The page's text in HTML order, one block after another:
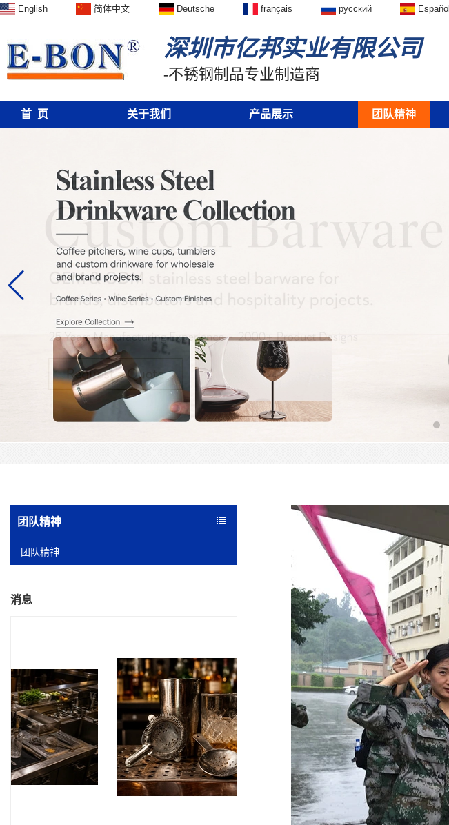
English 简体中文 Deutsche français русский Español
深圳市亿邦实业有限公司
-不锈钢制品专业制造商
首 页 关于我们 产品展示 团队精神
团队精神
团队精神
消息